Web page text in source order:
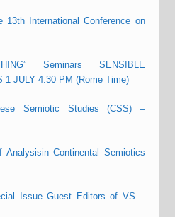
International Conference on
Seminars SENSIBLE
1 JULY 4:30 PM (Rome Time)
Semiotic Studies (CSS) –
Analysisin Continental Semiotics
Issue Guest Editors of VS –